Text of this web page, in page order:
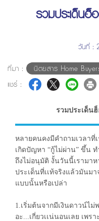
รวมประเด็นฮ็
วันที่ :
ที่มา :
นิตยสาร Home
แชร์ :
รวมประเด็น
หลายคนคงมีคำถามเวลาที่
เกิดปัญหา “กู้ไม่ผ่าน” ขึ้น
ถึงไม่อนุมัติ งั้นวันนี้เรามาห
ประเด็นที่เเท้จริงแล้วมันมา
แบบนั้นหรือเปล่า
1.เริ่มต้นจากมีเงินดาวน์ไม่
อะ...เกี่ยวเเน่นอนเลย เพ